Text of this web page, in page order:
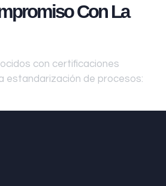
Con La
con certificaciones
estandarización de procesos: